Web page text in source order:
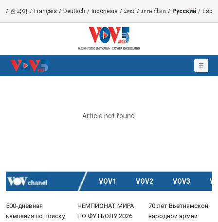
/ 한국어 / Français / Deutsch / Indonesia / ລາວ / ภาษาไทย / Русский /
☰
Article not found.
VOV1 VOV2 VOV3
500-дневная
кампания по поиску,
ЧЕМПИОНАТ МИРА
ПО ФУТБОЛУ 2026
70 лет Вьетнамской
народной армии